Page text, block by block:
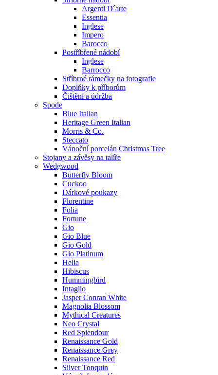
Argenti D´arte
Essentia
Inglese
Impero
Barocco
Postříbřené nádobí
Inglese
Barrocco
Stříbrné rámečky na fotografie
Doplňky k příborům
Čištění a údržba
Spode
Blue Italian
Heritage Green Italian
Morris & Co.
Steccato
Vánoční porcelán Christmas Tree
Stojany a závěsy na talíře
Wedgwood
Butterfly Bloom
Cuckoo
Dárkové poukazy
Florentine
Folia
Fortune
Gio
Gio Blue
Gio Gold
Gio Platinum
Helia
Hibiscus
Hummingbird
Intaglio
Jasper Conran White
Magnolia Blossom
Mythical Creatures
Neo Crystal
Red Splendour
Renaissance Gold
Renaissance Grey
Renaissance Red
Silver Tonquin